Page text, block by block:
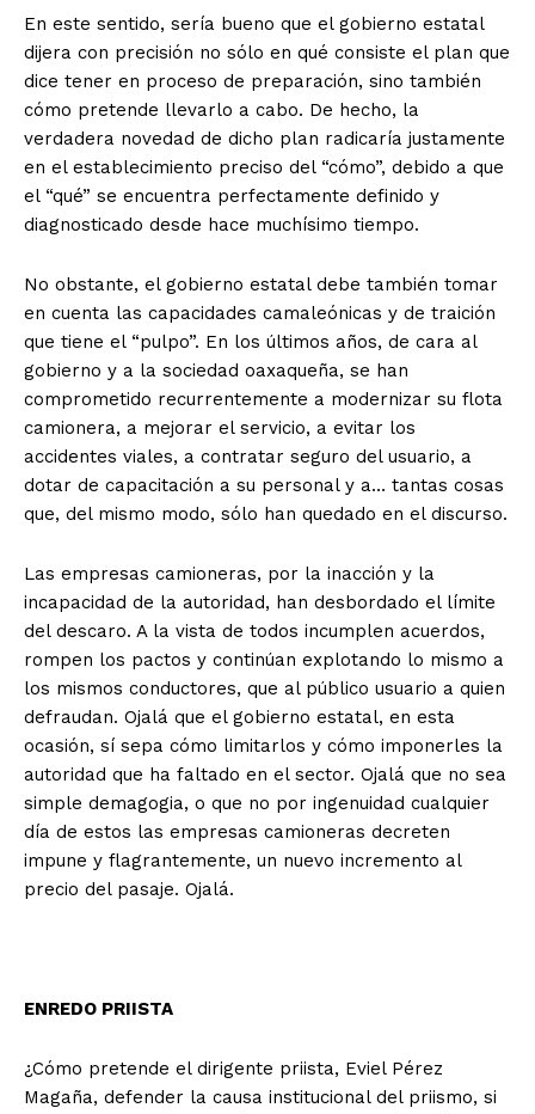
En este sentido, sería bueno que el gobierno estatal
dijera con precisión no sólo en qué consiste el plan que
dice tener en proceso de preparación, sino también
cómo pretende llevarlo a cabo. De hecho, la
verdadera novedad de dicho plan radicaría justamente
en el establecimiento preciso del “cómo”, debido a que
el “qué” se encuentra perfectamente definido y
diagnosticado desde hace muchísimo tiempo.
No obstante, el gobierno estatal debe también tomar
en cuenta las capacidades camaleónicas y de traición
que tiene el “pulpo”. En los últimos años, de cara al
gobierno y a la sociedad oaxaqueña, se han
comprometido recurrentemente a modernizar su flota
camionera, a mejorar el servicio, a evitar los
accidentes viales, a contratar seguro del usuario, a
dotar de capacitación a su personal y a… tantas cosas
que, del mismo modo, sólo han quedado en el discurso.
Las empresas camioneras, por la inacción y la
incapacidad de la autoridad, han desbordado el límite
del descaro. A la vista de todos incumplen acuerdos,
rompen los pactos y continúan explotando lo mismo a
los mismos conductores, que al público usuario a quien
defraudan. Ojalá que el gobierno estatal, en esta
ocasión, sí sepa cómo limitarlos y cómo imponerles la
autoridad que ha faltado en el sector. Ojalá que no sea
simple demagogia, o que no por ingenuidad cualquier
día de estos las empresas camioneras decreten
impune y flagrantemente, un nuevo incremento al
precio del pasaje. Ojalá.
ENREDO PRIISTA
¿Cómo pretende el dirigente priista, Eviel Pérez
Magaña, defender la causa institucional del priismo, si